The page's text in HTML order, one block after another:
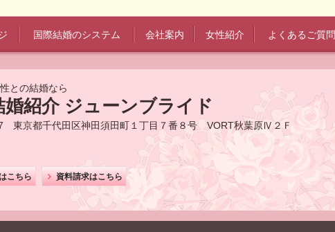
国際結婚のシステム 会社案内 女性紹介 よくあるご質問
との結婚なら
婚紹介 ジューンブライド
東京都千代田区神田須田町１丁目７番８号 VORT秋葉原Ⅳ２Ｆ
こちら 資料請求はこちら